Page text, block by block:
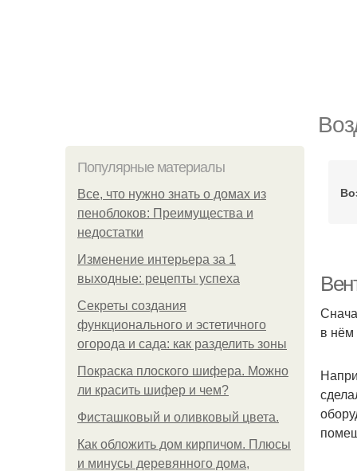
Популярные материалы
Все, что нужно знать о домах из
пеноблоков: Преимущества и
недостатки
Изменение интерьера за 1
выходные: рецепты успеха
Секреты создания
функционального и эстетичного
огорода и сада: как разделить зоны
Покраска плоского шифера. Можно
ли красить шифер и чем?
Фисташковый и оливковый цвета.
Как обложить дом кирпичом. Плюсы
и минусы деревянного дома,
в нём